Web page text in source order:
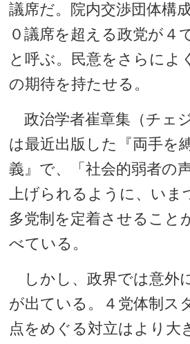
議席だ。院内交渉団体構
０議席を超える政党が４
と呼ぶ。民意をさらによ
の期待を持たせる。
政治学者崔章集（チェ
は最近出版した『両手を
義』で、「社会的弱者の
上げられるように、いま
多党制を定着させること
べている。
しかし、政界では意外
が出ている。４党体制ス
点をめぐる対立はより大